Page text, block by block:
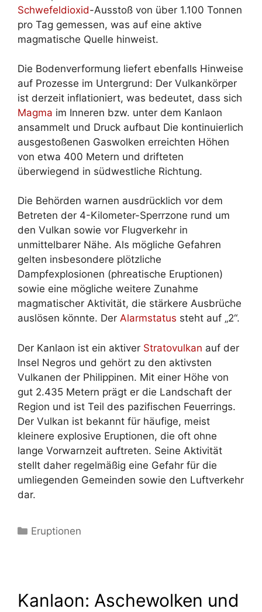
Schwefeldioxid-Ausstoß von über 1.100 Tonnen
pro Tag gemessen, was auf eine aktive
magmatische Quelle hinweist.
Die Bodenverformung liefert ebenfalls Hinweise
auf Prozesse im Untergrund: Der Vulkankörper
ist derzeit inflationiert, was bedeutet, dass sich
Magma im Inneren bzw. unter dem Kanlaon
ansammelt und Druck aufbaut Die kontinuierlich
ausgestoßenen Gaswolken erreichten Höhen
von etwa 400 Metern und drifteten
überwiegend in südwestliche Richtung.
Die Behörden warnen ausdrücklich vor dem
Betreten der 4-Kilometer-Sperrzone rund um
den Vulkan sowie vor Flugverkehr in
unmittelbarer Nähe. Als mögliche Gefahren
gelten insbesondere plötzliche
Dampfexplosionen (phreatische Eruptionen)
sowie eine mögliche weitere Zunahme
magmatischer Aktivität, die stärkere Ausbrüche
auslösen könnte. Der Alarmstatus steht auf „2“.
Der Kanlaon ist ein aktiver Stratovulkan auf der
Insel Negros und gehört zu den aktivsten
Vulkanen der Philippinen. Mit einer Höhe von
gut 2.435 Metern prägt er die Landschaft der
Region und ist Teil des pazifischen Feuerrings.
Der Vulkan ist bekannt für häufige, meist
kleinere explosive Eruptionen, die oft ohne
lange Vorwarnzeit auftreten. Seine Aktivität
stellt daher regelmäßig eine Gefahr für die
umliegenden Gemeinden sowie den Luftverkehr
dar.
Kategorien
Eruptionen
Kanlaon: Aschewolken und